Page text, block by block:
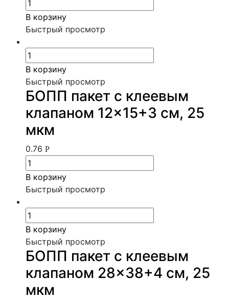
В корзину
Быстрый просмотр
В корзину
Быстрый просмотр
БОПП пакет с клеевым
клапаном 12×15+3 см, 25
мкм
0.76 Р
В корзину
Быстрый просмотр
В корзину
Быстрый просмотр
БОПП пакет с клеевым
клапаном 28×38+4 см, 25
мкм